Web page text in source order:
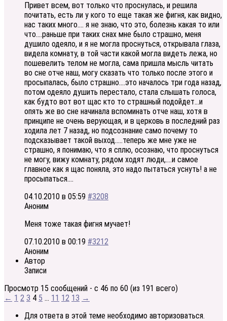
Привет всем, вот только что проснулась, и решила
почитать, есть ли у кого то еще такая же фигня, как видно,
нас таких много…. я не знаю, что это, болезнь какая то или
что….раньше при таких снах мне было страшно, меня
душило одеяло, и я не могла проснуться, открывала глаза,
видела комнату, в той части какой могла видеть лежа, но
пошевелить телом не могла, сама пришла мысль читать
во сне отче наш, могу сказать что только после этого и
просыпалась, было страшно….это началось три года назад,
потом одеяло душить перестало, стала слышать голоса,
как будто вот вот щас кто то страшный подойдет…и
опять же во сне начинала вспоминать отче наш, хотя в
принципе не очень верующая, и в церковь в последний раз
ходила лет 7 назад, но подсознание само почему то
подсказывает такой выход…..теперь же мне уже не
страшно, я понимаю, что я сплю, осознаю, что проснуться
не могу, вижу комнату, рядом ходят люди,….и самое
главное как я щас поняла, это надо пытаться уснуть! а не
просыпаться….
04.10.2010 в 05:59 #3208
Аноним
Меня тоже такая фигня мучает!
07.10.2010 в 00:19 #3212
Аноним
Автор
Записи
Просмотр 15 сообщений - с 46 по 60 (из 191 всего)
← 1 2 3 4 5 … 11 12 13 →
Для ответа в этой теме необходимо авторизоваться.